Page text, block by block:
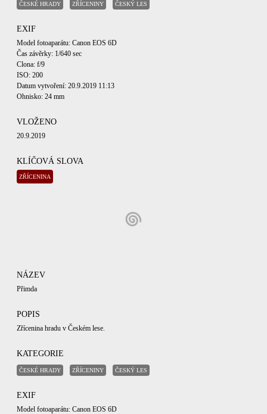
ČESKÉ HRADY ZŘÍCENINY ČESKÝ LES
EXIF
Model fotoaparátu: Canon EOS 6D
Čas závěrky: 1/640 sec
Clona: f/9
ISO: 200
Datum vytvoření: 20.9.2019 11:13
Ohnisko: 24 mm
VLOŽENO
20.9.2019
KLÍČOVÁ SLOVA
ZŘÍCENINA
NÁZEV
Přimda
POPIS
Zřícenina hradu v Českém lese.
KATEGORIE
ČESKÉ HRADY ZŘÍCENINY ČESKÝ LES
EXIF
Model fotoaparátu: Canon EOS 6D